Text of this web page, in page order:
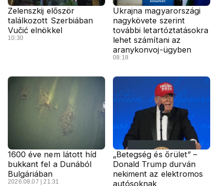
Zelenszkij először
találkozott Szerbiában
Vučić elnökkel
10:30
Ukrajna magyarországi
nagykövete szerint
további letartóztatásokra
lehet számítani az
aranykonvoj-ügyben
08:18
1600 éve nem látott híd
bukkant fel a Dunából
Bulgáriában
2026.08.07 | 21:31
„Betegség és őrület” –
Donald Trump durván
nekiment az elektromos
autósoknak